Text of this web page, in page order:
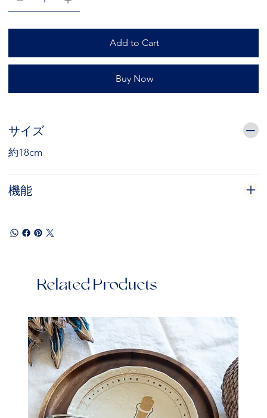
Add to Cart
Buy Now
サイズ
約18cm
機能
Related Products